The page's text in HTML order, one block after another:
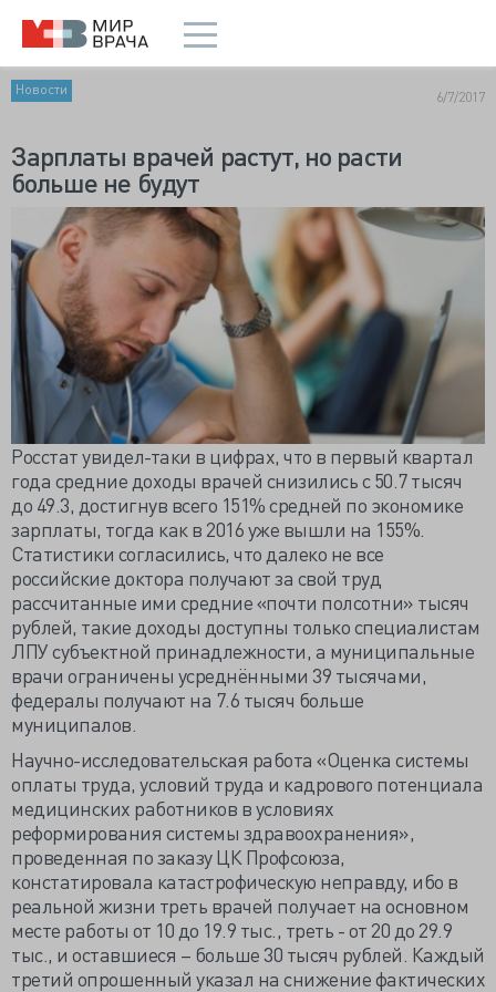
Новости 6/7/2017
Зарплаты врачей растут, но расти
больше не будут
Росстат увидел-таки в цифрах, что в первый квартал
года средние доходы врачей снизились с 50.7 тысяч
до 49.3, достигнув всего 151% средней по экономике
зарплаты, тогда как в 2016 уже вышли на 155%.
Статистики согласились, что далеко не все
российские доктора получают за свой труд
рассчитанные ими средние «почти полсотни» тысяч
рублей, такие доходы доступны только специалистам
ЛПУ субъектной принадлежности, а муниципальные
врачи ограничены усреднёнными 39 тысячами,
федералы получают на 7.6 тысяч больше
муниципалов.
Научно-исследовательская работа «Оценка системы
оплаты труда, условий труда и кадрового потенциала
медицинских работников в условиях
реформирования системы здравоохранения»,
проведенная по заказу ЦК Профсоюза,
констатировала катастрофическую неправду, ибо в
реальной жизни треть врачей получает на основном
месте работы от 10 до 19.9 тыс., треть - от 20 до 29.9
тыс., и оставшиеся – больше 30 тысяч рублей. Каждый
третий опрошенный указал на снижение фактических